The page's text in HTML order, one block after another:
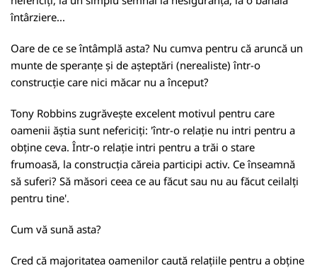
întârziere...
Oare de ce se întâmplă asta? Nu cumva pentru că aruncă un
munte de speranțe și de așteptări (nerealiste) într-o
construcție care nici măcar nu a început?
Tony Robbins zugrăvește excelent motivul pentru care
oamenii ăștia sunt nefericiți: 'într-o relație nu intri pentru a
obține ceva. Într-o relație intri pentru a trăi o stare
frumoasă, la construcția căreia participi activ. Ce înseamnă
să suferi? Să măsori ceea ce au făcut sau nu au făcut ceilalți
pentru tine'.
Cum vă sună asta?
Cred că majoritatea oamenilor caută relațiile pentru a obține